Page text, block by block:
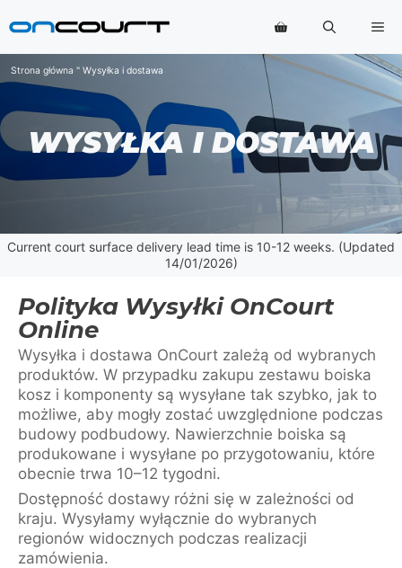
do
Strona główna " Wysyłka i dostawa
WYSYŁKA I DOSTAWA
Current court surface delivery lead time is 10-12 weeks. (Updated
14/01/2026)
Polityka Wysyłki OnCourt
Online
Wysyłka i dostawa OnCourt zależą od wybranych
produktów. W przypadku zakupu zestawu boiska
kosz i komponenty są wysyłane tak szybko, jak to
możliwe, aby mogły zostać uwzględnione podczas
budowy podbudowy. Nawierzchnie boiska są
produkowane i wysyłane po przygotowaniu, które
obecnie trwa 10–12 tygodni.
Dostępność dostawy różni się w zależności od
kraju. Wysyłamy wyłącznie do wybranych
regionów widocznych podczas realizacji
zamówienia.